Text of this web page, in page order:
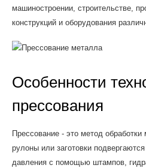
машиностроении, строительстве,
конструкций и оборудования
Особенности
прессования
Прессование - это метод
рулоны или заготовки
давления с помощью штампов,